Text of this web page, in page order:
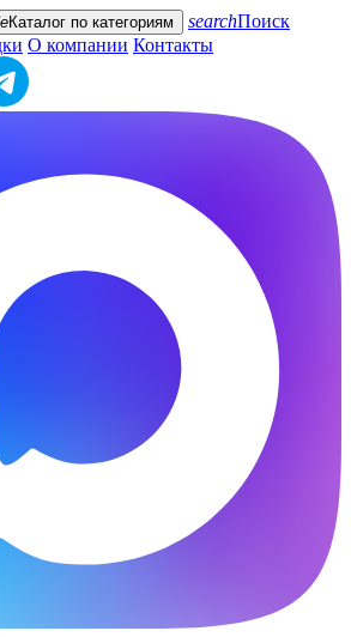
Каталог по категориям searchПоиск
О компании Контакты